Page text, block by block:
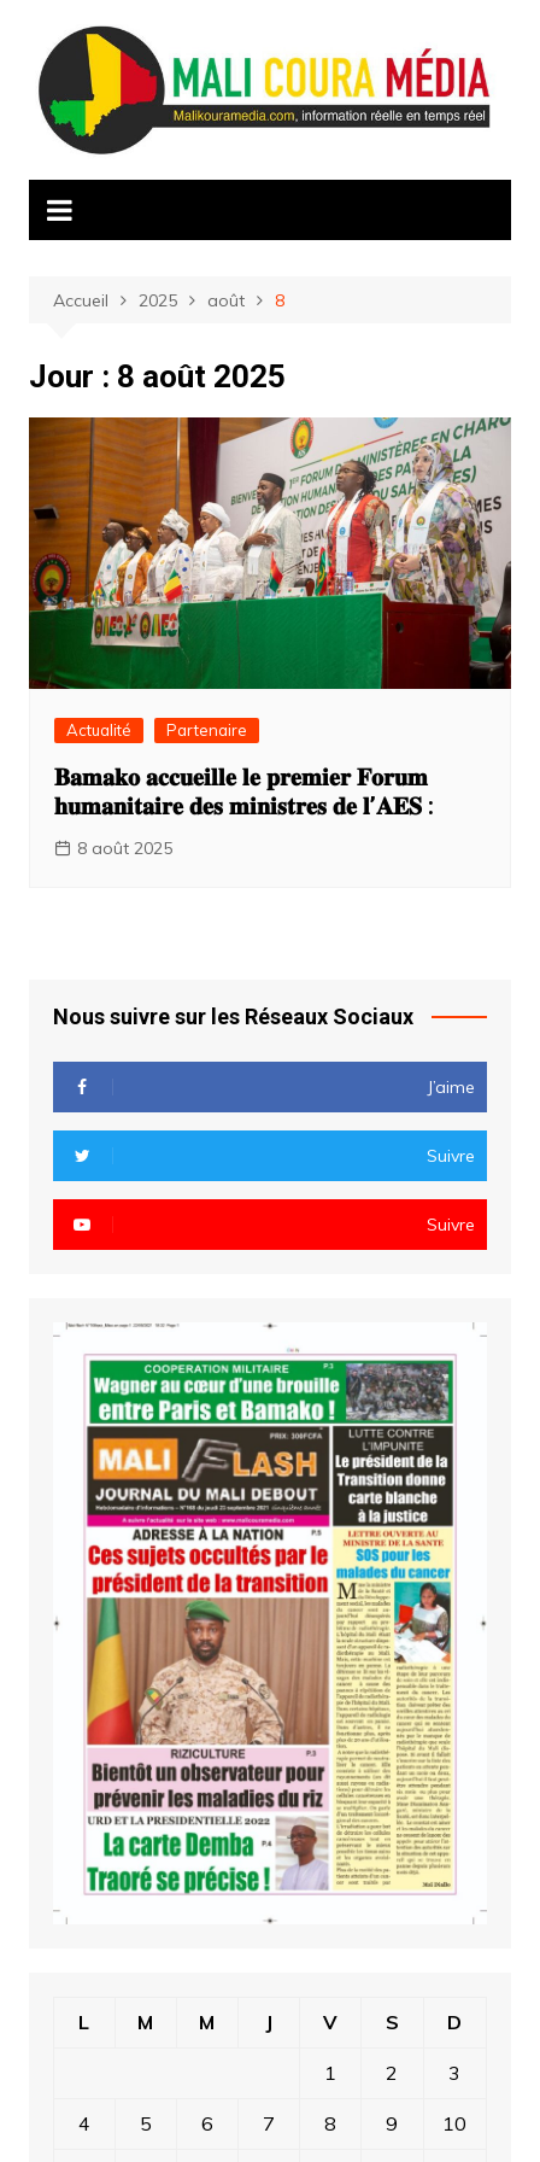
contenu
Accueil 2025 août 8
Jour : 8 août 2025
Actualité Partenaire
𝐁𝐚𝐦𝐚𝐤𝐨 𝐚𝐜𝐜𝐮𝐞𝐢𝐥𝐥𝐞 𝐥𝐞 𝐩𝐫𝐞𝐦𝐢𝐞𝐫 𝐅𝐨𝐫𝐮𝐦
𝐡𝐮𝐦𝐚𝐧𝐢𝐭𝐚𝐢𝐫𝐞 𝐝𝐞𝐬 𝐦𝐢𝐧𝐢𝐬𝐭𝐫𝐞𝐬 𝐝𝐞 𝐥’𝐀𝐄𝐒 :
8 août 2025
Nous suivre sur les Réseaux Sociaux
J’aime
Suivre
Suivre
L M M J V S D
1 2 3
4 5 6 7 8 9 10